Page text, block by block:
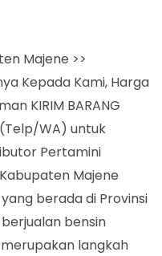
Majene >>
Kepada Kami, Harga
KIRIM BARANG
(Telp/WA) untuk
Pertamini
Majene
berada di Provinsi
berjualan bensin
langkah